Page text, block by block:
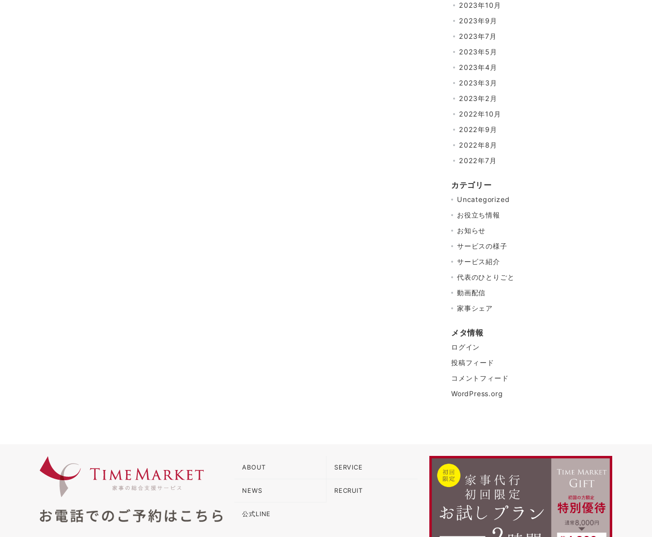
2023年10月
2023年9月
2023年7月
2023年5月
2023年4月
2023年3月
2023年2月
2022年10月
2022年9月
2022年8月
2022年7月
カテゴリー
Uncategorized
お役立ち情報
お知らせ
サービスの様子
サービス紹介
代表のひとりごと
動画配信
家事シェア
メタ情報
ログイン
投稿フィード
コメントフィード
WordPress.org
ABOUT SERVICE
NEWS RECRUIT
公式LINE